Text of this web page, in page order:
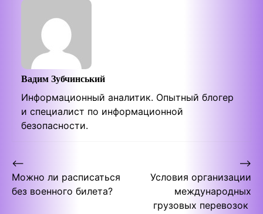
Вадим Зубчинський
Информационный аналитик. Опытный блогер
и специалист по информационной
безопасности.
Post
navigation
⟵
Можно ли расписаться
без военного билета?
Условия организации
международных
грузовых перевозок
⟶